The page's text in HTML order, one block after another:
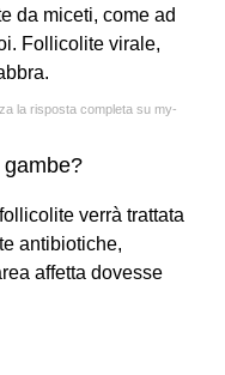
da miceti, come ad
Follicolite virale,
la risposta completa su my-
verrà trattata
antibiotiche,
affetta dovesse